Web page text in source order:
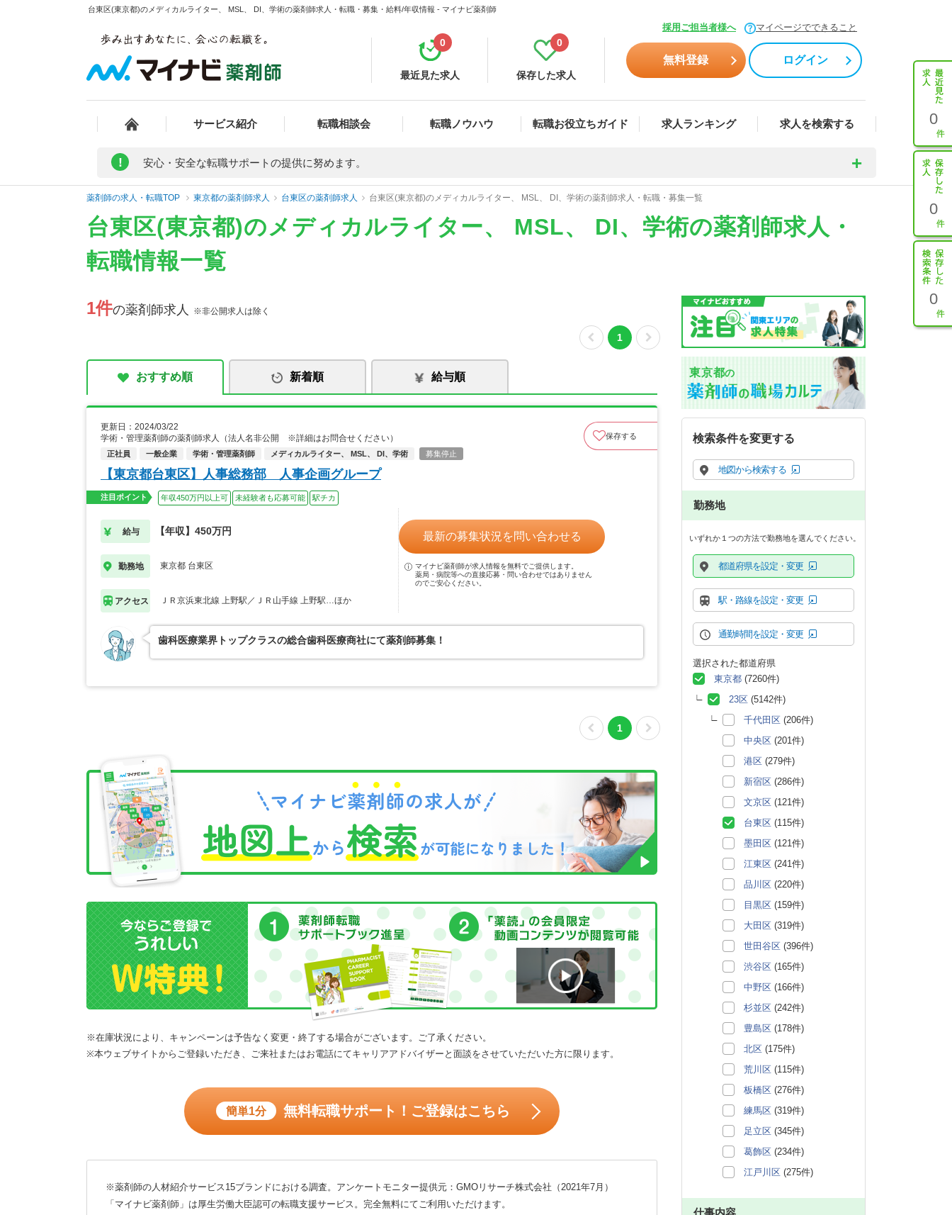
台東区(東京都)のメディカルライター、 MSL、 DI、学術の薬剤師求人・転職・募集・給料/年収情報 - マイナビ薬剤師
採用ご担当者様へ マイページでできること
最近見た求人
0
保存した求人
0
無料登録 ログイン
サービス紹介 転職相談会 転職ノウハウ 転職お役立ちガイド 求人ランキング 求人を検索する 0
0
0
! 安心・安全な転職サポートの提供に努めます。
薬剤師の求人・転職TOP 東京都の薬剤師求人 台東区の薬剤師求人 台東区(東京都)のメディカルライター、 MSL、 DI、学術の薬剤師求人・転職・募集一覧
台東区(東京都)のメディカルライター、 MSL、 DI、学術の薬剤師求人・
転職情報一覧
1件の薬剤師求人 ※非公開求人は除く
1
おすすめ順 新着順 給与順
更新日：2024/03/22
学術・管理薬剤師の薬剤師求人（法人名非公開 ※詳細はお問合せください）
正社員 一般企業 学術・管理薬剤師 メディカルライター、 MSL、 DI、学術 募集停止
保存する
【東京都台東区】人事総務部 人事企画グループ
注目ポイント 年収450万円以上可 未経験者も応募可能 駅チカ
給与 【年収】450万円
勤務地 東京都 台東区
アクセス ＪＲ京浜東北線 上野駅／ＪＲ山手線 上野駅…ほか
最新の募集状況を問い合わせる
マイナビ薬剤師が求人情報を無料でご提供します。
薬局・病院等への直接応募・問い合わせではありません
のでご安心ください。
歯科医療業界トップクラスの総合歯科医療商社にて薬剤師募集！
1
※在庫状況により、キャンペーンは予告なく変更・終了する場合がございます。ご了承ください。
※本ウェブサイトからご登録いただき、ご来社またはお電話にてキャリアアドバイザーと面談をさせていただいた方に限ります。
簡単1分 無料転職サポート！ご登録はこちら
※薬剤師の人材紹介サービス15ブランドにおける調査。アンケートモニター提供元：GMOリサーチ株式会社（2021年7月）
「マイナビ薬剤師」は厚生労働大臣認可の転職支援サービス。完全無料にてご利用いただけます。
東京都の
検索条件を変更する
地図から検索する
勤務地
いずれか１つの方法で勤務地を選んでください。
都道府県を設定・変更
駅・路線を設定・変更
通勤時間を設定・変更
選択された都道府県
東京都 (7260件)
23区 (5142件)
千代田区 (206件)
中央区 (201件)
港区 (279件)
新宿区 (286件)
文京区 (121件)
台東区 (115件)
墨田区 (121件)
江東区 (241件)
品川区 (220件)
目黒区 (159件)
大田区 (319件)
世田谷区 (396件)
渋谷区 (165件)
中野区 (166件)
杉並区 (242件)
豊島区 (178件)
北区 (175件)
荒川区 (115件)
板橋区 (276件)
練馬区 (319件)
足立区 (345件)
葛飾区 (234件)
江戸川区 (275件)
仕事内容